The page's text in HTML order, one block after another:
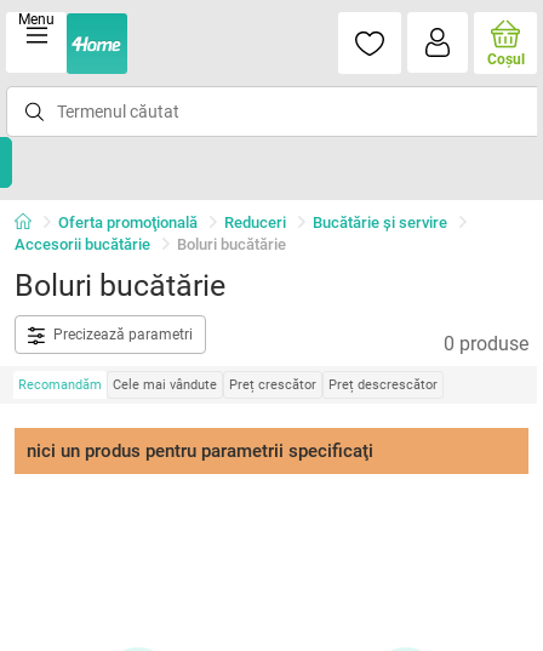
Menu
Coşul
Oferta promoţională Reduceri
Bucătărie și servire
Accesorii bucătărie
Boluri bucătărie
Boluri bucătărie
Precizează parametri 0 produse
Recomandăm Cele mai vândute Preț crescător Preț descrescător
nici un produs pentru parametrii specificaţi